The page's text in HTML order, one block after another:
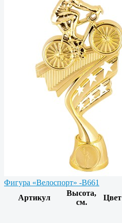
Фигура «Велоспорт» -B661
Артикул
Высота,
см.
Цвет